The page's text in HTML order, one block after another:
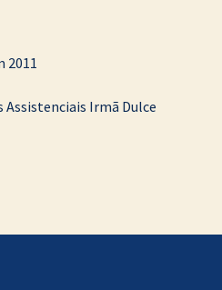
2011
Irmã Dulce